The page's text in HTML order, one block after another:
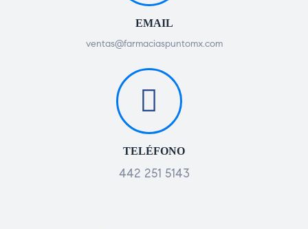
EMAIL
ventas@farmaciaspuntomx.com
TELÉFONO
442 251 5143